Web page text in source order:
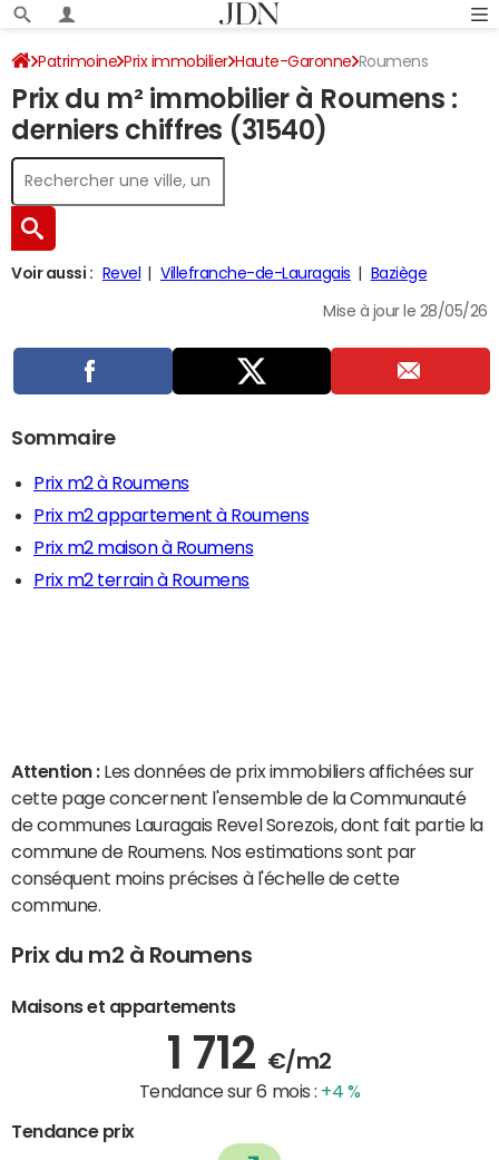
Patrimoine Prix immobilier Haute-Garonne Roumens
Prix du m² immobilier à Roumens :
derniers chiffres (31540)
Voir aussi : Revel Villefranche-de-Lauragais Baziège
Mise à jour le 28/05/26
Sommaire
Prix m2 à Roumens
Prix m2 appartement à Roumens
Prix m2 maison à Roumens
Prix m2 terrain à Roumens
Attention : Les données de prix immobiliers affichées sur
cette page concernent l'ensemble de la Communauté
de communes Lauragais Revel Sorezois, dont fait partie la
commune de Roumens. Nos estimations sont par
conséquent moins précises à l'échelle de cette
commune.
Prix du m2 à Roumens
Maisons et appartements
1 712 €/m2
Tendance sur 6 mois : +4 %
Tendance prix